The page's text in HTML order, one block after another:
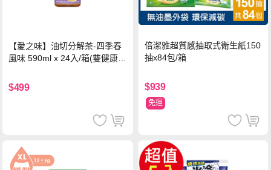
【愛之味】油切分解茶-四季春
風味 590ml x 24入/箱(雙健康認
$499
倍潔雅超質感抽取式衛生紙150
抽x84包/箱
$939
免運